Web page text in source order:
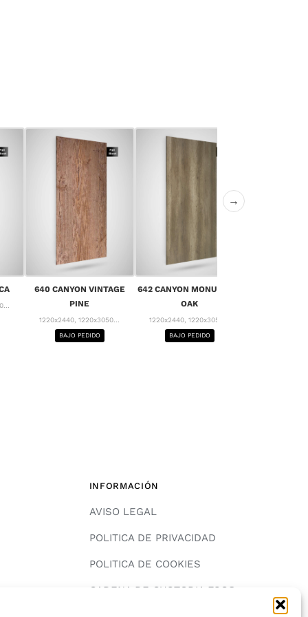
640 CANYON VINTAGE
PINE
1220x2440, 1220x3050...
BAJO PEDIDO
642 CANYON MONUMENT
OAK
1220x2440, 1220x3050...
BAJO PEDIDO
→
INFORMACIÓN
AVISO LEGAL
POLITICA DE PRIVACIDAD
POLITICA DE COOKIES
CADENA DE CUSTODIA FSC®